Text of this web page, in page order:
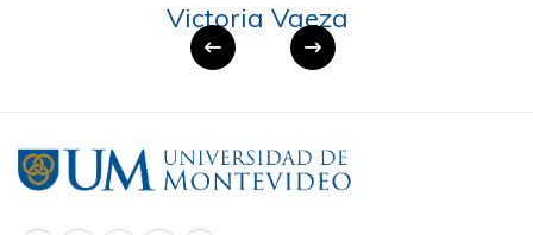
Victoria Vaeza